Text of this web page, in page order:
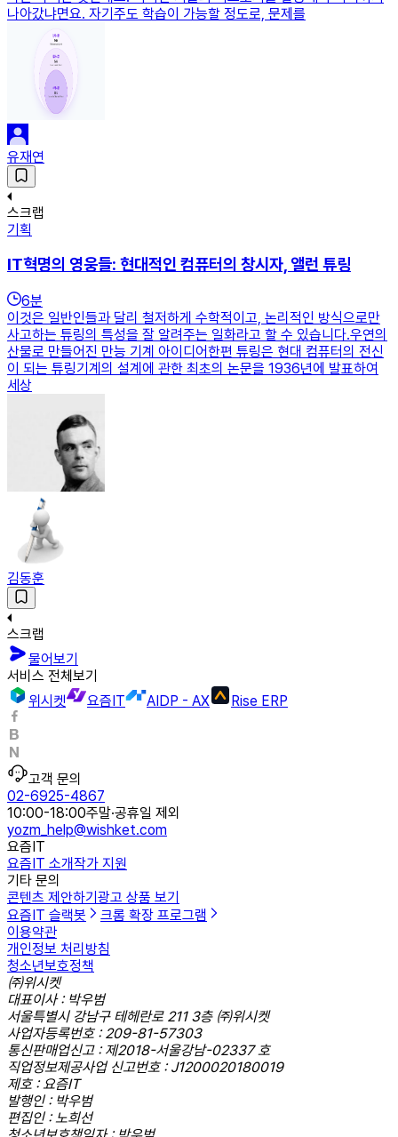
나아갔냐면요. 자기주도 학습이 가능할 정도로, 문제를
유재연
스크랩
기획
IT혁명의 영웅들: 현대적인 컴퓨터의 창시자, 앨런 튜링
6분
이것은 일반인들과 달리 철저하게 수학적이고, 논리적인 방식으로만
사고하는 튜링의 특성을 잘 알려주는 일화라고 할 수 있습니다.우연의
산물로 만들어진 만능 기계 아이디어한편 튜링은 현대 컴퓨터의 전신
이 되는 튜링기계의 설계에 관한 최초의 논문을 1936년에 발표하여
세상
김동훈
스크랩
물어보기
서비스 전체보기
위시켓
요즘IT AIDP - AX Rise ERP
고객 문의
02-6925-4867
10:00-18:00주말·공휴일 제외
yozm_help@wishket.com
요즘IT
요즘IT 소개작가 지원
기타 문의
콘텐츠 제안하기 광고 상품 보기
요즘IT 슬랙봇
크롬 확장 프로그램
이용약관
개인정보 처리방침
청소년보호정책
㈜위시켓
대표이사 : 박우범
서울특별시 강남구 테헤란로 211 3층 ㈜위시켓
사업자등록번호 : 209-81-57303
통신판매업신고 : 제2018-서울강남-02337 호
직업정보제공사업 신고번호 : J1200020180019
제호 : 요즘IT
발행인 : 박우범
편집인 : 노희선